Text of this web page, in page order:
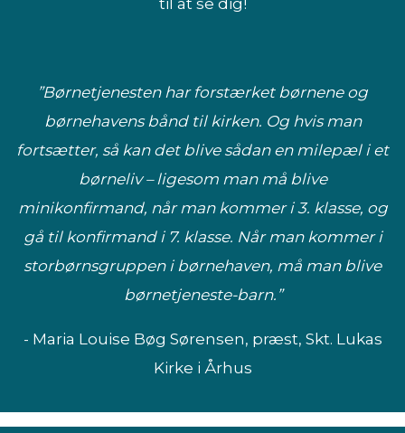
”Børnetjenesten har forstærket børnene og
børnehavens bånd til kirken. Og hvis man
fortsætter, så kan det blive sådan en milepæl i et
børneliv – ligesom man må blive
minikonfirmand, når man kommer i 3. klasse, og
gå til konfirmand i 7. klasse. Når man kommer i
storbørnsgruppen i børnehaven, må man blive
børnetjeneste-barn.”
- Maria Louise Bøg Sørensen, præst, Skt. Lukas
Kirke i Århus